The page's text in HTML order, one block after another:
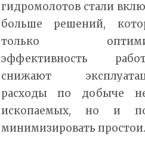
гидромолотов стали
больше решений,
только
эффективность
снижают
расходы по добыче
ископаемых, но и
минимизировать простои.